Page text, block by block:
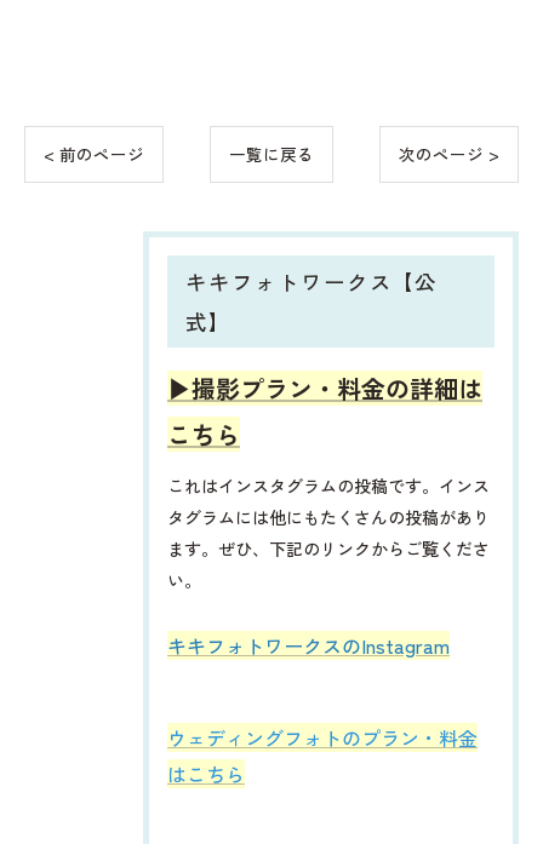
< 前のページ 一覧に戻る 次のページ >
キキフォトワークス【公
式】
▶︎撮影プラン・料金の詳細は
こちら
これはインスタグラムの投稿です。インス
タグラムには他にもたくさんの投稿があり
ます。ぜひ、下記のリンクからご覧くださ
い。
​​​​キキフォトワークスのInstagram
ウェディングフォトのプラン・料金
はこちら